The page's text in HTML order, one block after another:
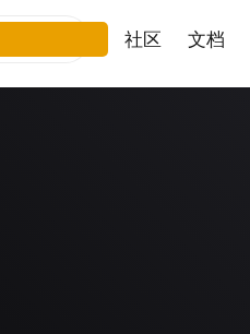
社区 文档